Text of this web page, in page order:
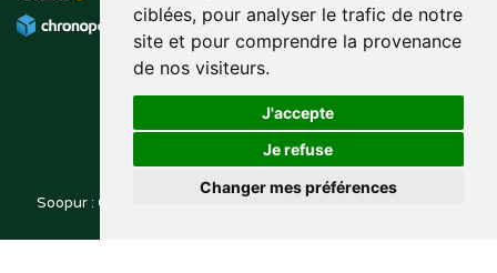
ciblées, pour analyser le trafic de notre
site et pour comprendre la provenance
de nos visiteurs.
J'accepte
Je refuse
Changer mes préférences
Soopur : Cosmétiques, soin de la peau, maquillage, toutes vos